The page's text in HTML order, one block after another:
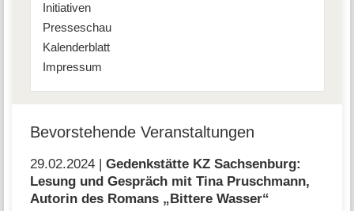
Initiativen
Presseschau
Kalenderblatt
Impressum
Bevorstehende Veranstaltungen
29.02.2024 | Gedenkstätte KZ Sachsenburg:
Lesung und Gespräch mit Tina Pruschmann,
Autorin des Romans „Bittere Wasser“